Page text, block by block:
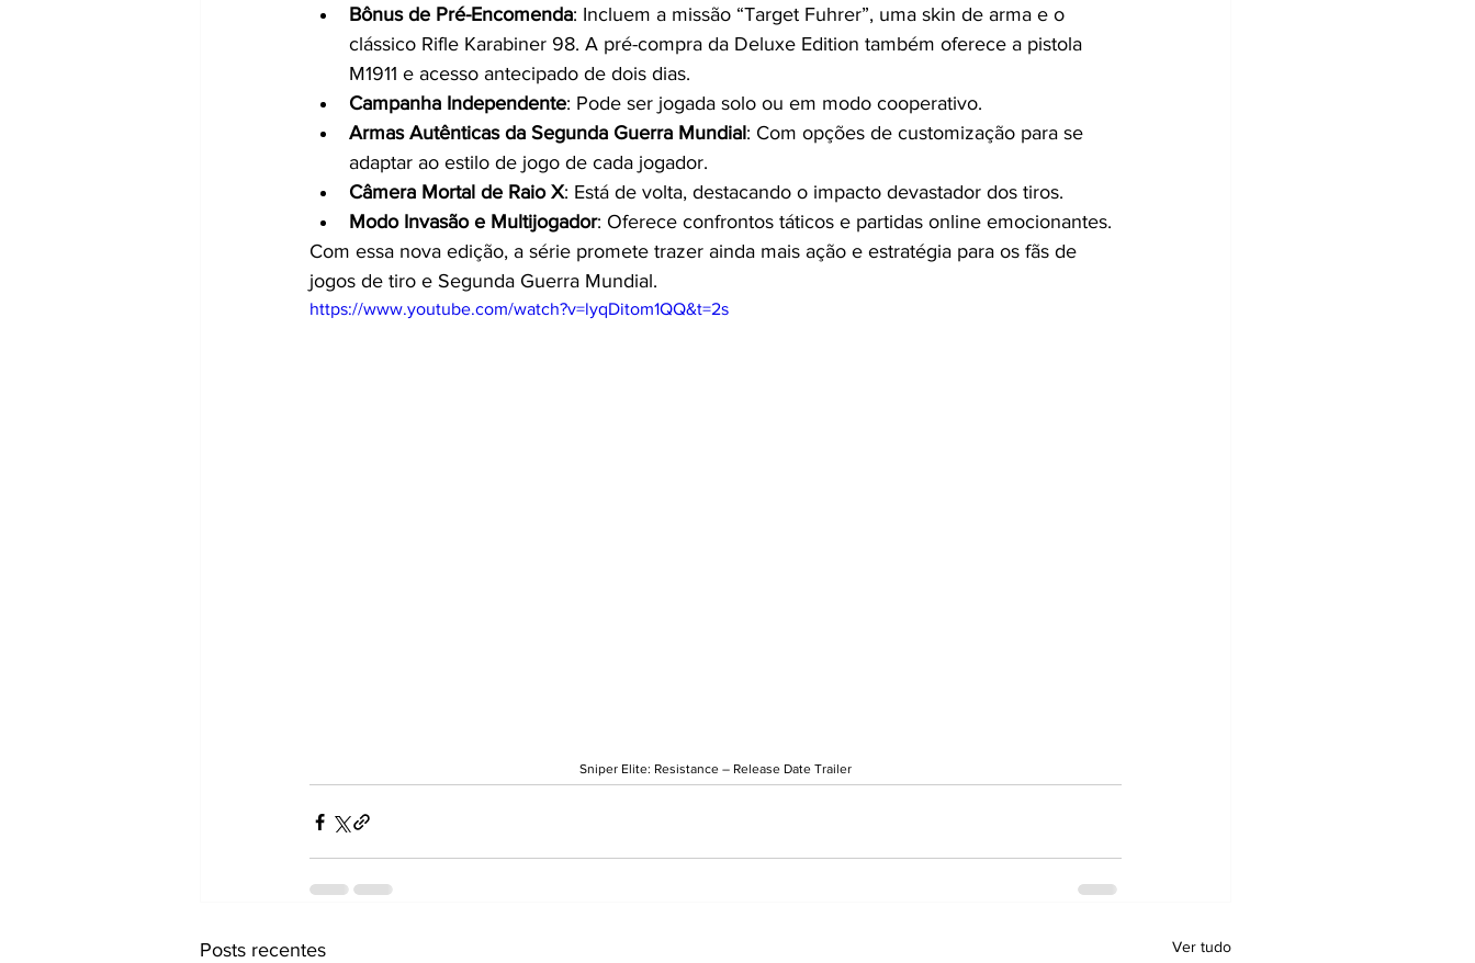
Bônus de Pré-Encomenda: Incluem a missão “Target Fuhrer”, uma skin de arma e o
clássico Rifle Karabiner 98. A pré-compra da Deluxe Edition também oferece a pistola
M1911 e acesso antecipado de dois dias.
Campanha Independente: Pode ser jogada solo ou em modo cooperativo.
Armas Autênticas da Segunda Guerra Mundial: Com opções de customização para se
adaptar ao estilo de jogo de cada jogador.
Câmera Mortal de Raio X: Está de volta, destacando o impacto devastador dos tiros.
Modo Invasão e Multijogador: Oferece confrontos táticos e partidas online emocionantes.
Com essa nova edição, a série promete trazer ainda mais ação e estratégia para os fãs de
jogos de tiro e Segunda Guerra Mundial.
https://www.youtube.com/watch?v=lyqDitom1QQ&t=2s
Sniper Elite: Resistance – Release Date Trailer
Posts recentes Ver tudo